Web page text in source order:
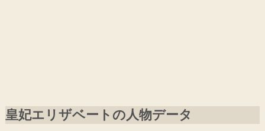
皇妃エリザベートの人物データ